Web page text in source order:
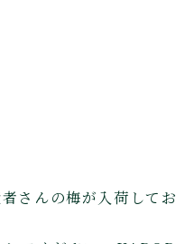
さんの梅が入荷してお